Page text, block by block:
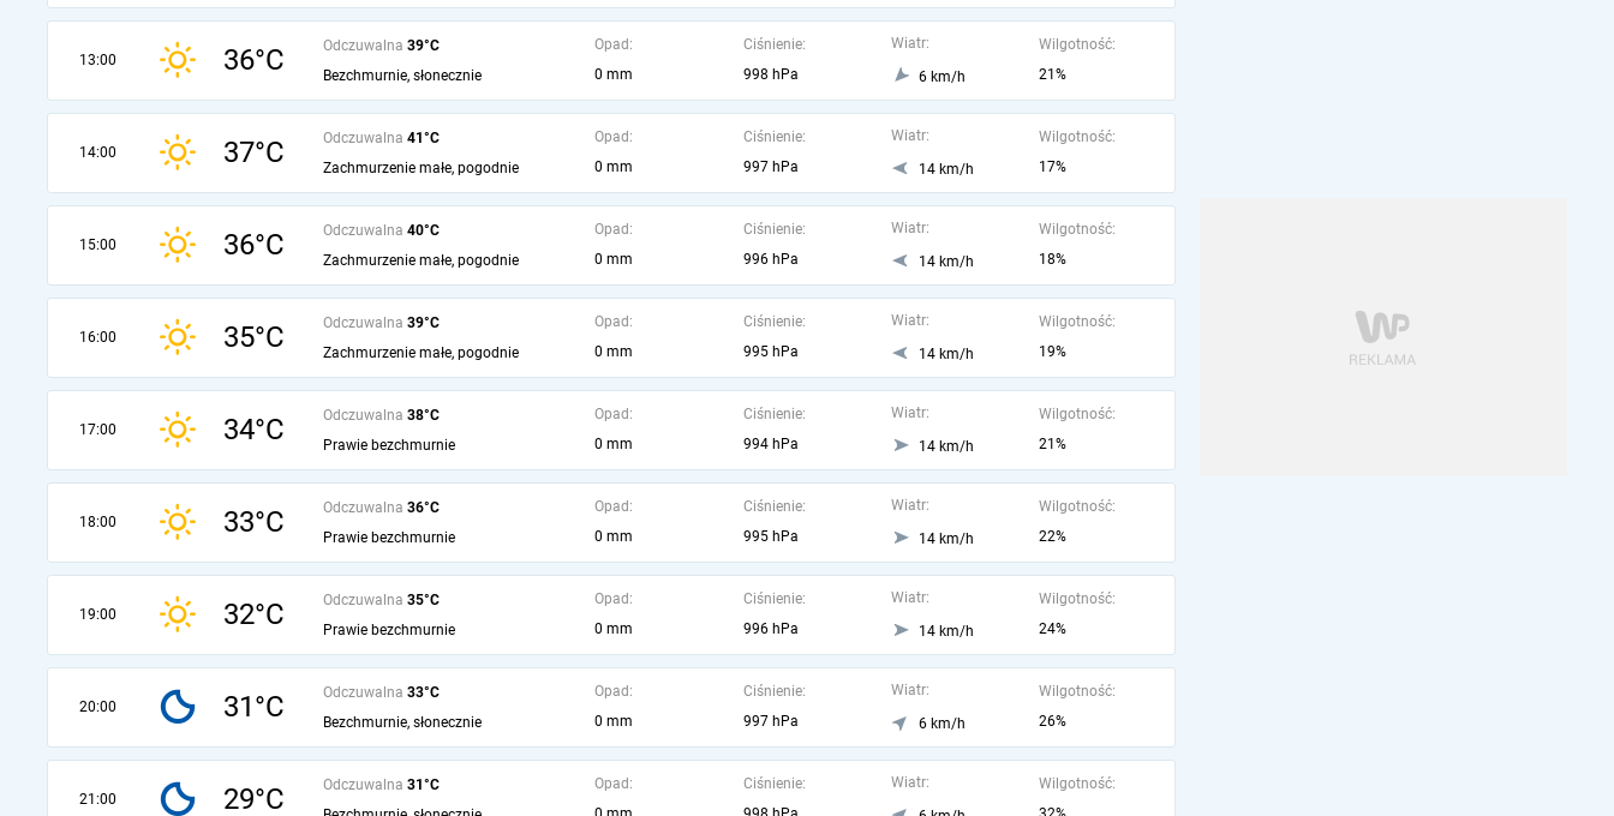
13:00 36°C Odczuwalna 39°C
Bezchmurnie, słonecznie
Opad:
0 mm
Ciśnienie:
998 hPa
Wiatr:
6 km/h
Wilgotność:
21%
14:00 37°C Odczuwalna 41°C
Zachmurzenie małe, pogodnie
Opad:
0 mm
Ciśnienie:
997 hPa
Wiatr:
14 km/h
Wilgotność:
17%
15:00 36°C Odczuwalna 40°C
Zachmurzenie małe, pogodnie
Opad:
0 mm
Ciśnienie:
996 hPa
Wiatr:
14 km/h
Wilgotność:
18%
16:00 35°C Odczuwalna 39°C
Zachmurzenie małe, pogodnie
Opad:
0 mm
Ciśnienie:
995 hPa
Wiatr:
14 km/h
Wilgotność:
19%
17:00 34°C Odczuwalna 38°C
Prawie bezchmurnie
Opad:
0 mm
Ciśnienie:
994 hPa
Wiatr:
14 km/h
Wilgotność:
21%
18:00 33°C Odczuwalna 36°C
Prawie bezchmurnie
Opad:
0 mm
Ciśnienie:
995 hPa
Wiatr:
14 km/h
Wilgotność:
22%
19:00 32°C Odczuwalna 35°C
Prawie bezchmurnie
Opad:
0 mm
Ciśnienie:
996 hPa
Wiatr:
14 km/h
Wilgotność:
24%
20:00 31°C Odczuwalna 33°C
Bezchmurnie, słonecznie
Opad:
0 mm
Ciśnienie:
997 hPa
Wiatr:
6 km/h
Wilgotność:
26%
21:00 29°C Odczuwalna 31°C
Opad:
Ciśnienie:
Wiatr:
Wilgotność: